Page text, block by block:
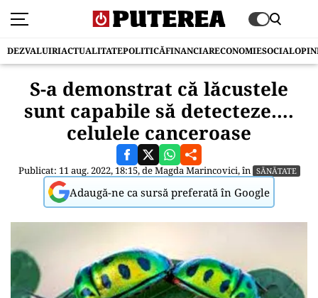
DEZVALUIRIACTUALITATEPOLITICĂFINANCIARECONOMIESOCIAL
S-a demonstrat că lăcustele
sunt capabile să detecteze….
celulele canceroase
Publicat: 11 aug. 2022, 18:15, deMagda Marincovici, în SĂNĂTATE
Adaugă-ne ca sursă preferată în Google